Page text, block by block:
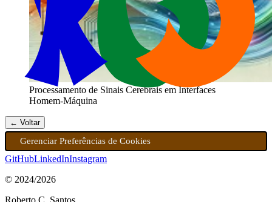
Processamento de Sinais Cerebrais em Interfaces
Homem-Máquina
← Voltar
Gerenciar Preferências de Cookies
GitHubLinkedInInstagram
© 2024/2026
Roberto C. Santos.